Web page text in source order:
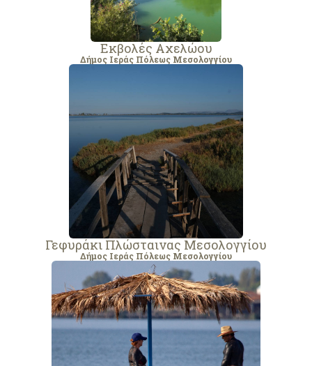
Εκβολές Αχελώου
Δήμος Ιεράς Πόλεως Μεσολογγίου
Γεφυράκι Πλώσταινας Μεσολογγίου
Δήμος Ιεράς Πόλεως Μεσολογγίου